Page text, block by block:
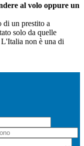
al volo oppure un
di un prestito a
solo da quelle
non è una di